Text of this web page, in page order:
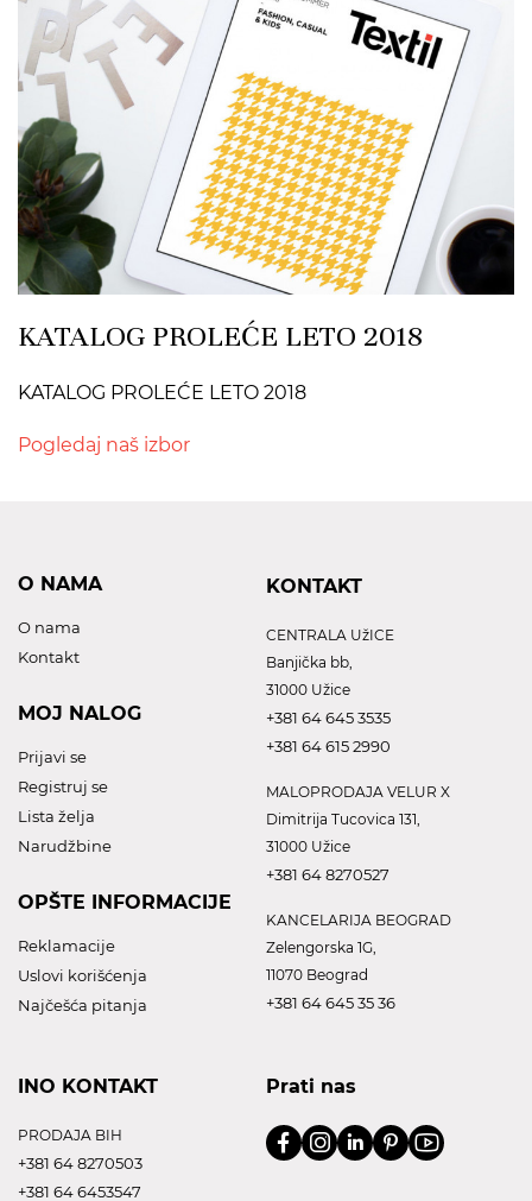
KATALOG PROLEĆE LETO 2018
KATALOG PROLEĆE LETO 2018
Pogledaj naš izbor
O NAMA
O nama
Kontakt
MOJ NALOG
Prijavi se
Registruj se
Lista želja
Narudžbine
OPŠTE INFORMACIJE
Reklamacije
Uslovi korišćenja
Najčešća pitanja
KONTAKT
CENTRALA UžICE
Banjička bb,
31000 Užice
+381 64 645 3535
+381 64 615 2990
MALOPRODAJA VELUR X
Dimitrija Tucovica 131,
31000 Užice
+381 64 8270527
KANCELARIJA BEOGRAD
Zelengorska 1G,
11070 Beograd
+381 64 645 35 36
INO KONTAKT
PRODAJA BIH
+381 64 8270503
+381 64 6453547
Prati nas